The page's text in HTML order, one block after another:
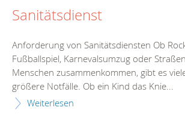
Sanitätsdienst
Anforderung von Sanitätsdiensten Ob
Fußballspiel, Karnevalsumzug oder
Menschen zusammenkommen, gibt es
größere Notfälle. Ob ein Kind das Knie...
Weiterlesen